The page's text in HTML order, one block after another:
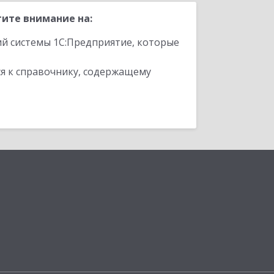
внимание на:
системы 1С:Предприятие, которые
к справочнику, содержащему